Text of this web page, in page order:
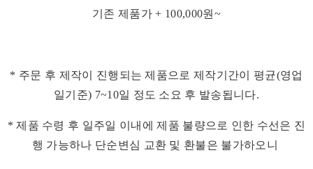
기존 제품가 + 100,000원~
* 주문 후 제작이 진행되는 제품으로 제작기간이 평균(영업
일기준) 7~10일 정도 소요 후 발송됩니다.
* 제품 수령 후 일주일 이내에 제품 불량으로 인한 수선은 진
행 가능하나 단순변심 교환 및 환불은 불가하오니